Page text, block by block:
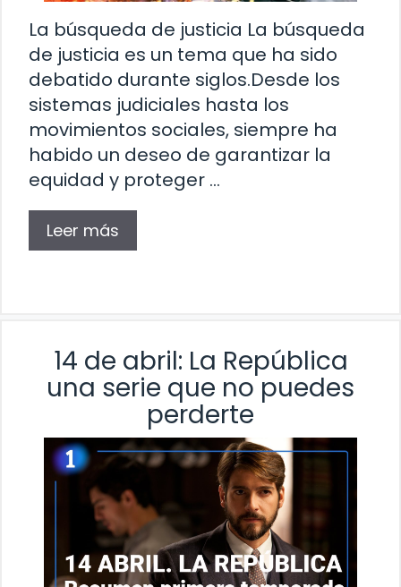
La búsqueda de justicia La búsqueda
de justicia es un tema que ha sido
debatido durante siglos.Desde los
sistemas judiciales hasta los
movimientos sociales, siempre ha
habido un deseo de garantizar la
equidad y proteger …
Leer más
14 de abril: La República
una serie que no puedes
perderte